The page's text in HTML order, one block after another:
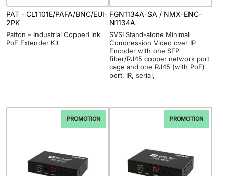
PAT - CL1101E/PAFA/BNC/EUI-
2PK
Patton – Industrial CopperLink
PoE Extender Kit
FGN1134A-SA / NMX-ENC-
N1134A
SVSI Stand-alone Minimal
Compression Video over IP
Encoder with one SFP
fiber/RJ45 copper network port
cage and one RJ45 (with PoE)
port, IR, serial,
PROMOTION PROMOTION